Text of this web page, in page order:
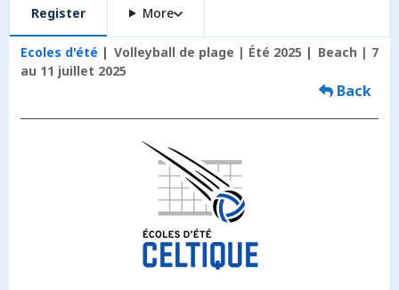
Register More
Ecoles d'été Volleyball de plage | Été 2025
Beach | 7
au 11 juillet 2025
Back